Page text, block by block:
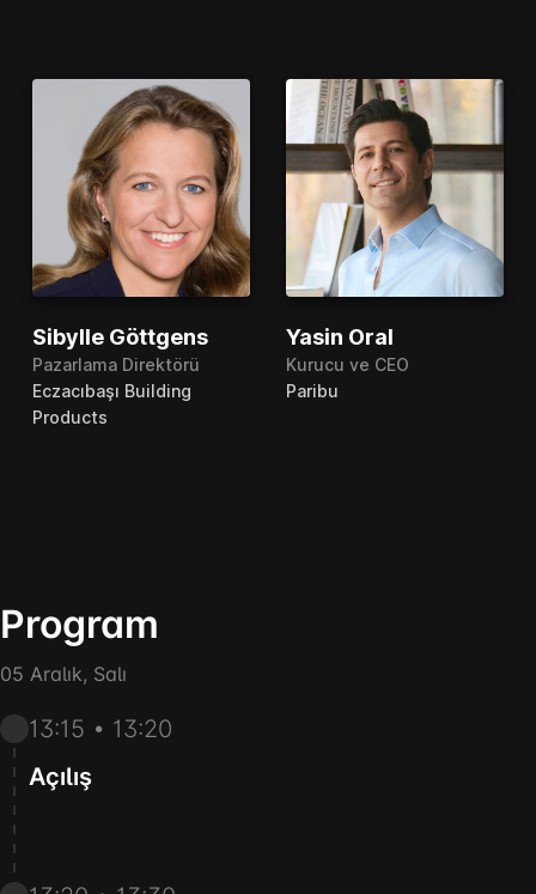
Sibylle Göttgens
Pazarlama Direktörü
Eczacıbaşı Building
Products
Yasin Oral
Kurucu ve CEO
Paribu